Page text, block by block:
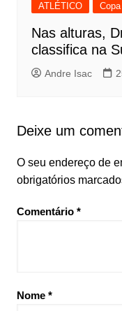
ATLÉTICO
Nas alturas,
classifica na
Andre Isac
Deixe um
O seu endereço de
obrigatórios
Comentário *
Nome *